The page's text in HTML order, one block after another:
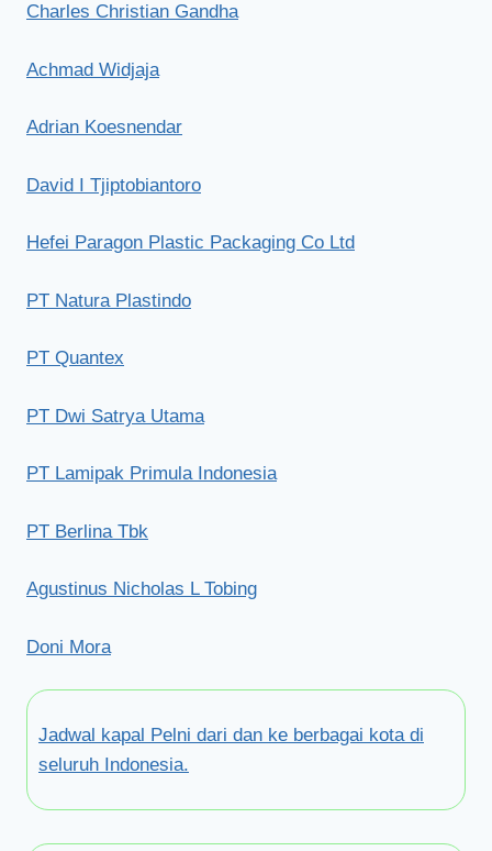
Charles Christian Gandha
Achmad Widjaja
Adrian Koesnendar
David I Tjiptobiantoro
Hefei Paragon Plastic Packaging Co Ltd
PT Natura Plastindo
PT Quantex
PT Dwi Satrya Utama
PT Lamipak Primula Indonesia
PT Berlina Tbk
Agustinus Nicholas L Tobing
Doni Mora
Jadwal kapal Pelni dari dan ke berbagai kota di
seluruh Indonesia.